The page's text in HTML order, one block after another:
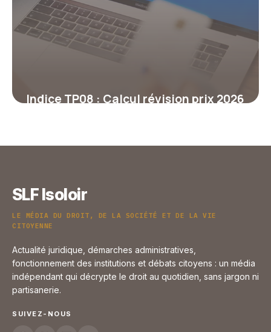
Indice TP08 : Calcul révision prix 2026
SLF Isoloir
LE MÉDIA DU DROIT, DE LA SOCIÉTÉ ET DE LA VIE
CITOYENNE
Actualité juridique, démarches administratives,
fonctionnement des institutions et débats citoyens : un média
indépendant qui décrypte le droit au quotidien, sans jargon ni
partisanerie.
SUIVEZ-NOUS